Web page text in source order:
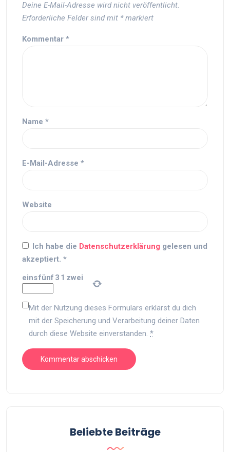
Deine E-Mail-Adresse wird nicht veröffentlicht.
Erforderliche Felder sind mit *markiert
Kommentar *
Name *
E-Mail-Adresse *
Website
Ich habe die Datenschutzerklärung gelesen und
akzeptiert. *
einsfünf 3 1 zwei
Mit der Nutzung dieses Formulars erklärst du dich
mit der Speicherung und Verarbeitung deiner Daten
durch diese Website einverstanden. *
Beliebte Beiträge